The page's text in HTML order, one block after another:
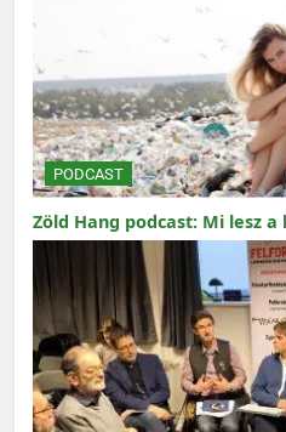
PODCAST
Zöld Hang podcast: Mi lesz